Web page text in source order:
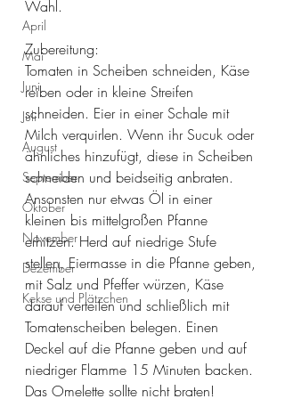
April
Mai
Juni
Juli
August
September
Oktober
November
Dezember
Kekse und Plätzchen
Wahl.
Zubereitung:
Tomaten in Scheiben schneiden, Käse
reiben oder in kleine Streifen
schneiden. Eier in einer Schale mit
Milch verquirlen. Wenn ihr Sucuk oder
ähnliches hinzufügt, diese in Scheiben
schneiden und beidseitig anbraten.
Ansonsten nur etwas Öl in einer
kleinen bis mittelgroßen Pfanne
erhitzen. Herd auf niedrige Stufe
stellen, Eiermasse in die Pfanne geben,
mit Salz und Pfeffer würzen, Käse
darauf verteilen und schließlich mit
Tomatenscheiben belegen. Einen
Deckel auf die Pfanne geben und auf
niedriger Flamme 15 Minuten backen.
Das Omelette sollte nicht braten!